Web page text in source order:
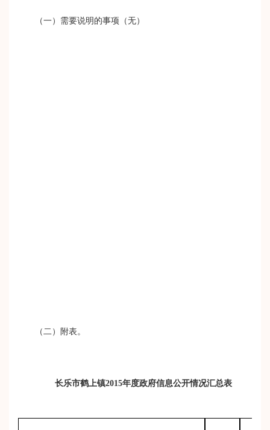
（一）需要说明的事项（无）
（二）附表。
长乐市鹤上镇2015年度政府信息公开情况汇总表